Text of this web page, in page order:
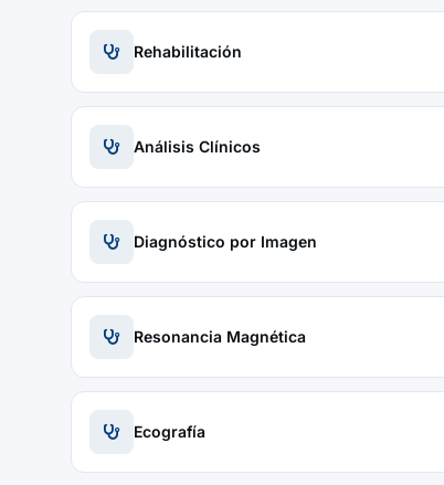
Rehabilitación
Análisis Clínicos
Diagnóstico por Imagen
Resonancia Magnética
Ecografía